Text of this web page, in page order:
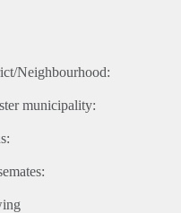
Neighbourhood:
municipality: